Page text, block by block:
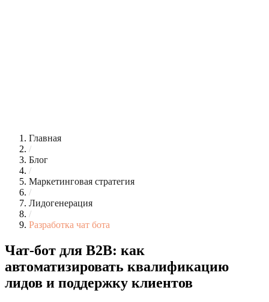
Главная
/
Блог
/
Маркетинговая стратегия
/
Лидогенерация
/
Разработка чат бота
Чат-бот для B2B: как
автоматизировать квалификацию
лидов и поддержку клиентов